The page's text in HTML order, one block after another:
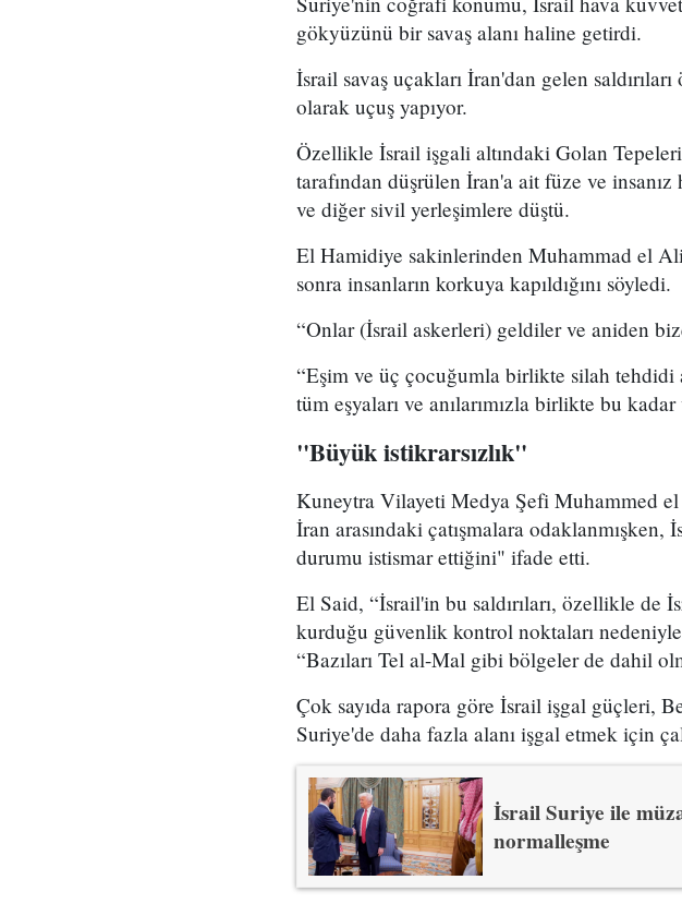
gökyüzünü bir savaş alanı haline getirdi.
İsrail savaş uçakları İran'dan gelen
olarak uçuş yapıyor.
Özellikle İsrail işgali altındaki Golan
tarafından düşrülen İran'a ait füze ve
ve diğer sivil yerleşimlere düştü.
El Hamidiye sakinlerinden Muhammad el
sonra insanların korkuya kapıldığını söyledi.
“Onlar (İsrail askerleri) geldiler ve aniden
“Eşim ve üç çocuğumla birlikte silah tehdidi
tüm eşyaları ve anılarımızla birlikte bu
"Büyük istikrarsızlık"
Kuneytra Vilayeti Medya Şefi Muhammed
İran arasındaki çatışmalara
durumu istismar ettiğini" ifade etti.
El Said, “İsrail'in bu saldırıları, özellikle de
kurduğu güvenlik kontrol noktaları
“Bazıları Tel al-Mal gibi bölgeler de dahil
Çok sayıda rapora göre İsrail işgal güçleri,
Suriye'de daha fazla alanı işgal etmek için
İsrail Suriye ile
normalleşme